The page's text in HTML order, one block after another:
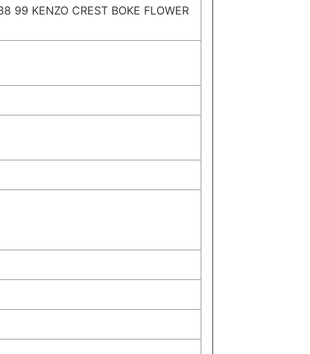
99 KENZO CREST BOKE FLOWER